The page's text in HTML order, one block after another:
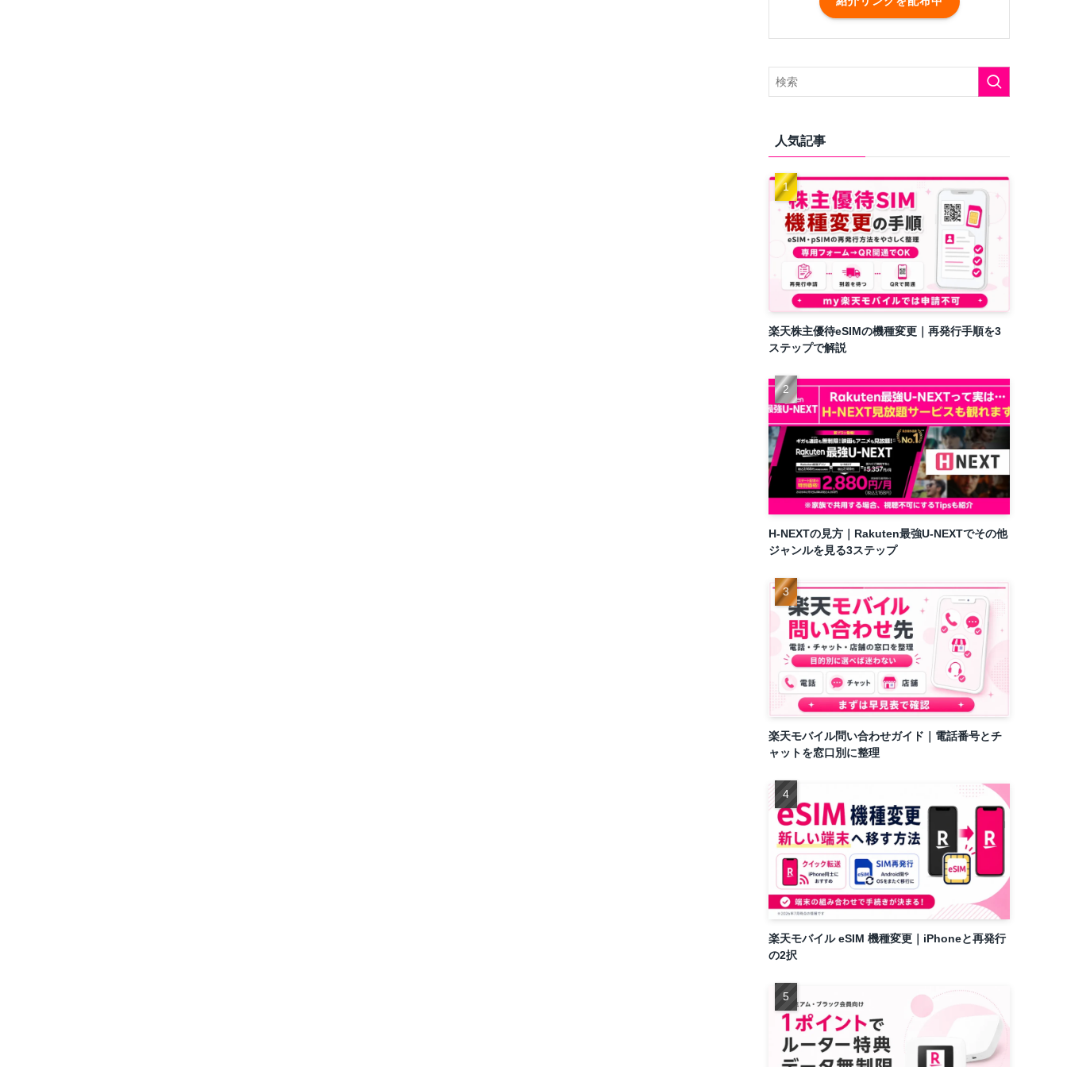
人気記事
楽天株主優待eSIMの機種変更｜再発行手順を3
ステップで解説
H-NEXTの見方｜Rakuten最強U-NEXTでその他
ジャンルを見る3ステップ
楽天モバイル問い合わせガイド｜電話番号とチ
ャットを窓口別に整理
楽天モバイル eSIM 機種変更｜iPhoneと再発行
の2択